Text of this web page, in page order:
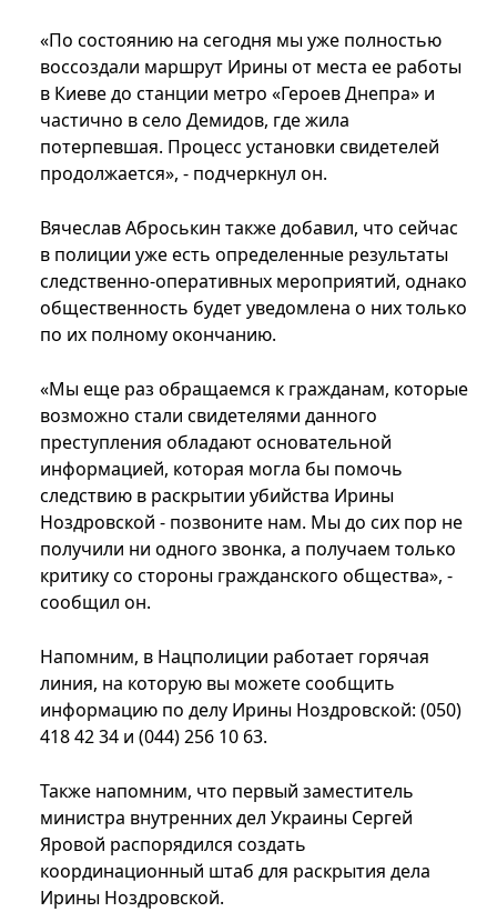
«По состоянию на сегодня мы уже полностью
воссоздали маршрут Ирины от места ее работы
в Киеве до станции метро «Героев Днепра» и
частично в село Демидов, где жила
потерпевшая. Процесс установки свидетелей
продолжается», - подчеркнул он.
Вячеслав Аброськин также добавил, что сейчас
в полиции уже есть определенные результаты
следственно-оперативных мероприятий, однако
общественность будет уведомлена о них только
по их полному окончанию.
«Мы еще раз обращаемся к гражданам, которые
возможно стали свидетелями данного
преступления обладают основательной
информацией, которая могла бы помочь
следствию в раскрытии убийства Ирины
Ноздровской - позвоните нам. Мы до сих пор не
получили ни одного звонка, а получаем только
критику со стороны гражданского общества», -
сообщил он.
Напомним, в Нацполиции работает горячая
линия, на которую вы можете сообщить
информацию по делу Ирины Ноздровской: (050)
418 42 34 и (044) 256 10 63.
Также напомним, что первый заместитель
министра внутренних дел Украины Сергей
Яровой распорядился создать
координационный штаб для раскрытия дела
Ирины Ноздровской.